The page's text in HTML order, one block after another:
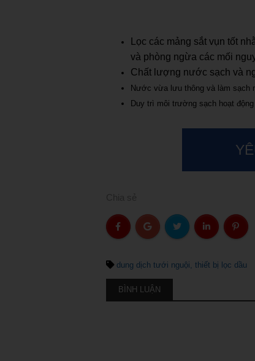
Lọc các mảng sắt vụn tốt
và phòng ngừa các mối
Chất lượng nước sạch và
Nước vừa lưu thông và làm sạch
Duy trì môi trường sạch hoạt
dung dịch tưới nguội thiết bị lọc dầu
BÌNH LUẬN